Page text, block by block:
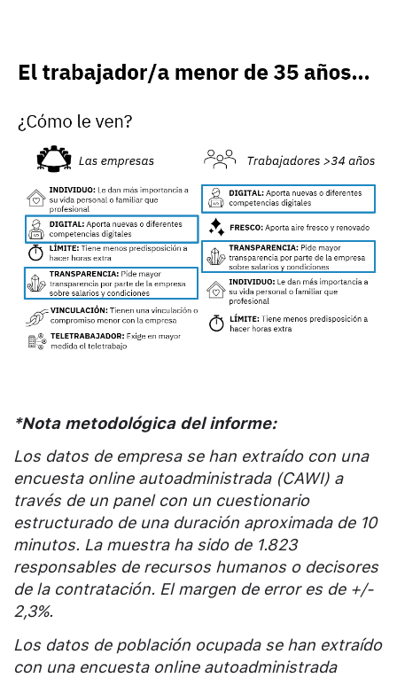
*Nota metodológica del informe:
Los datos de empresa se han extraído con una
encuesta online autoadministrada (CAWI) a
través de un panel con un cuestionario
estructurado de una duración aproximada de 10
minutos. La muestra ha sido de 1.823
responsables de recursos humanos o decisores
de la contratación. El margen de error es de +/-
2,3%.
Los datos de población ocupada se han extraído
con una encuesta online autoadministrada